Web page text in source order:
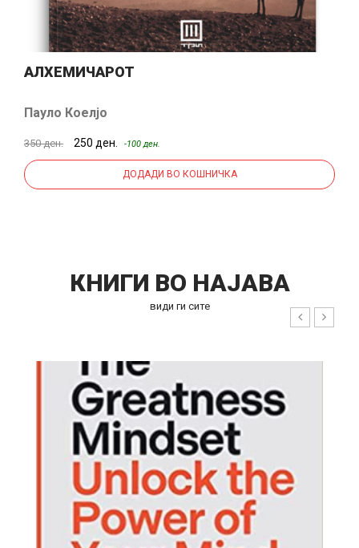
АЛХЕМИЧАРОТ
Пауло Коелјо
350 ден. 250 ден. -100 ден.
ДОДАДИ ВО КОШНИЧКА
КНИГИ ВО НАЈАВА
види ги сите